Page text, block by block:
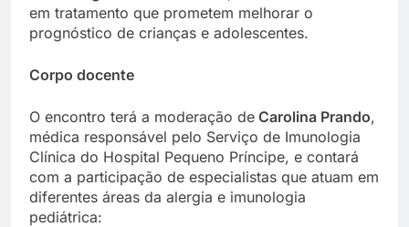
em tratamento que prometem melhorar o
prognóstico de crianças e adolescentes.
Corpo docente
O encontro terá a moderação de Carolina Prando,
médica responsável pelo Serviço de Imunologia
Clínica do Hospital Pequeno Príncipe, e contará
com a participação de especialistas que atuam em
diferentes áreas da alergia e imunologia
pediátrica: